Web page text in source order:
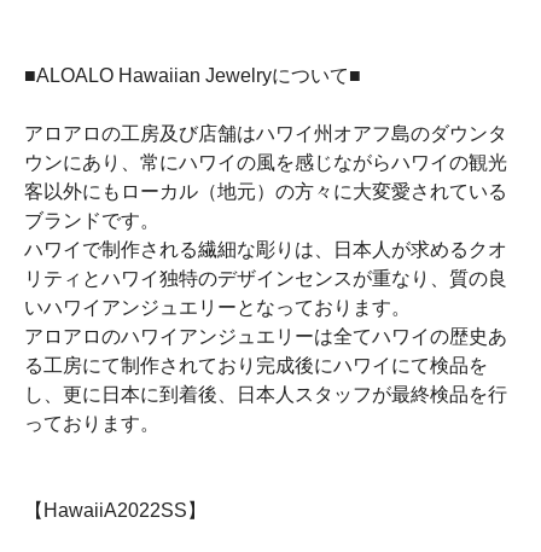
■ALOALO Hawaiian Jewelryについて■
アロアロの工房及び店舗はハワイ州オアフ島のダウンタ
ウンにあり、常にハワイの風を感じながらハワイの観光
客以外にもローカル（地元）の方々に大変愛されている
ブランドです。
ハワイで制作される繊細な彫りは、日本人が求めるクオ
リティとハワイ独特のデザインセンスが重なり、質の良
いハワイアンジュエリーとなっております。
アロアロのハワイアンジュエリーは全てハワイの歴史あ
る工房にて制作されており完成後にハワイにて検品を
し、更に日本に到着後、日本人スタッフが最終検品を行
っております。
【HawaiiA2022SS】